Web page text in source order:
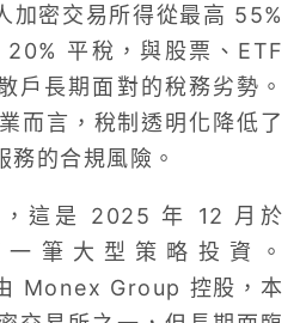
加密交易所得從最高 55%
平稅，與股票、ETF
戶長期面對的稅務劣勢。
而言，稅制透明化降低了
務的合規風險。
這是 2025 年 12 月於
筆大型策略投資。
Monex Group 控股，本